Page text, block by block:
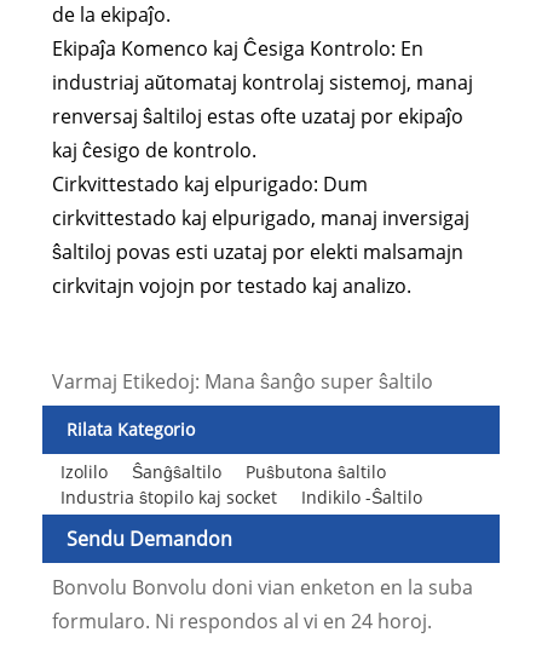
de la ekipaĵo.
Ekipaĵa Komenco kaj Ĉesiga Kontrolo: En
industriaj aŭtomataj kontrolaj sistemoj, manaj
renversaj ŝaltiloj estas ofte uzataj por ekipaĵo
kaj ĉesigo de kontrolo.
Cirkvittestado kaj elpurigado: Dum
cirkvittestado kaj elpurigado, manaj inversigaj
ŝaltiloj povas esti uzataj por elekti malsamajn
cirkvitajn vojojn por testado kaj analizo.
Varmaj Etikedoj: Mana ŝanĝo super ŝaltilo
Rilata Kategorio
Izolilo
Ŝanĝŝaltilo
Puŝbutona ŝaltilo
Industria ŝtopilo kaj socket
Indikilo -Ŝaltilo
Sendu Demandon
Bonvolu Bonvolu doni vian enketon en la suba
formularo. Ni respondos al vi en 24 horoj.